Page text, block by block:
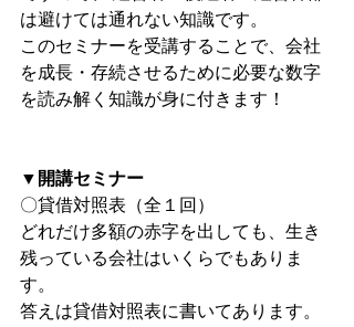
は避けては通れない知識です。
このセミナーを受講することで、会社
を成長・存続させるために必要な数字
を読み解く知識が身に付きます！
▼開講セミナー
〇貸借対照表（全１回）
どれだけ多額の赤字を出しても、生き
残っている会社はいくらでもありま
す。
答えは貸借対照表に書いてあります。